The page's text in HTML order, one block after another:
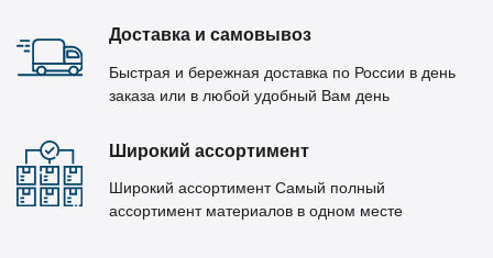
Доставка и самовывоз
Быстрая и бережная доставка по России в день
заказа или в любой удобный Вам день
Широкий ассортимент
Широкий ассортимент Самый полный
ассортимент материалов в одном месте